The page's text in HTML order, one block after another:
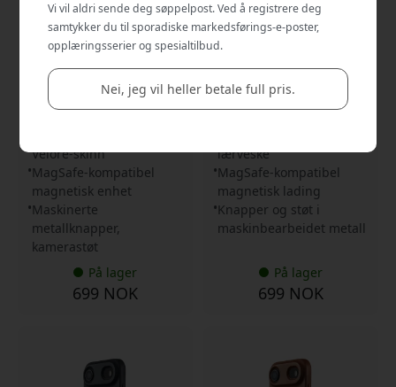
MUJJO-CL-063-BK
5.0
Mujjo lærdeksel for
iPhone 17 Pro Max med
MagSafe-kompatibilitet,
metallknapper og
kamerabeskyttelse - Svart
Velore-skinn
MagSafe-kompatibel
magnetisk enhet
Maskinerte
metallknapper,
kamerastøt
På lager
699 NOK
MUJJO-CL-055-BK
Mujjo lærdeksel for
iPhone 16 Pro Max med
MagSafe, metallknapper,
europeisk lær og
kamerabeskyttelse - Svart
lærveske
MagSafe-kompatibel
magnetisk lading
Knapper og støt i
maskinbearbeidet metall
På lager
699 NOK
Vi vil aldri sende deg søppelpost. Ved å registrere deg
samtykker du til sporadiske markedsførings-e-poster,
opplæringsserier og spesialtilbud.
Nei, jeg vil heller betale full pris.